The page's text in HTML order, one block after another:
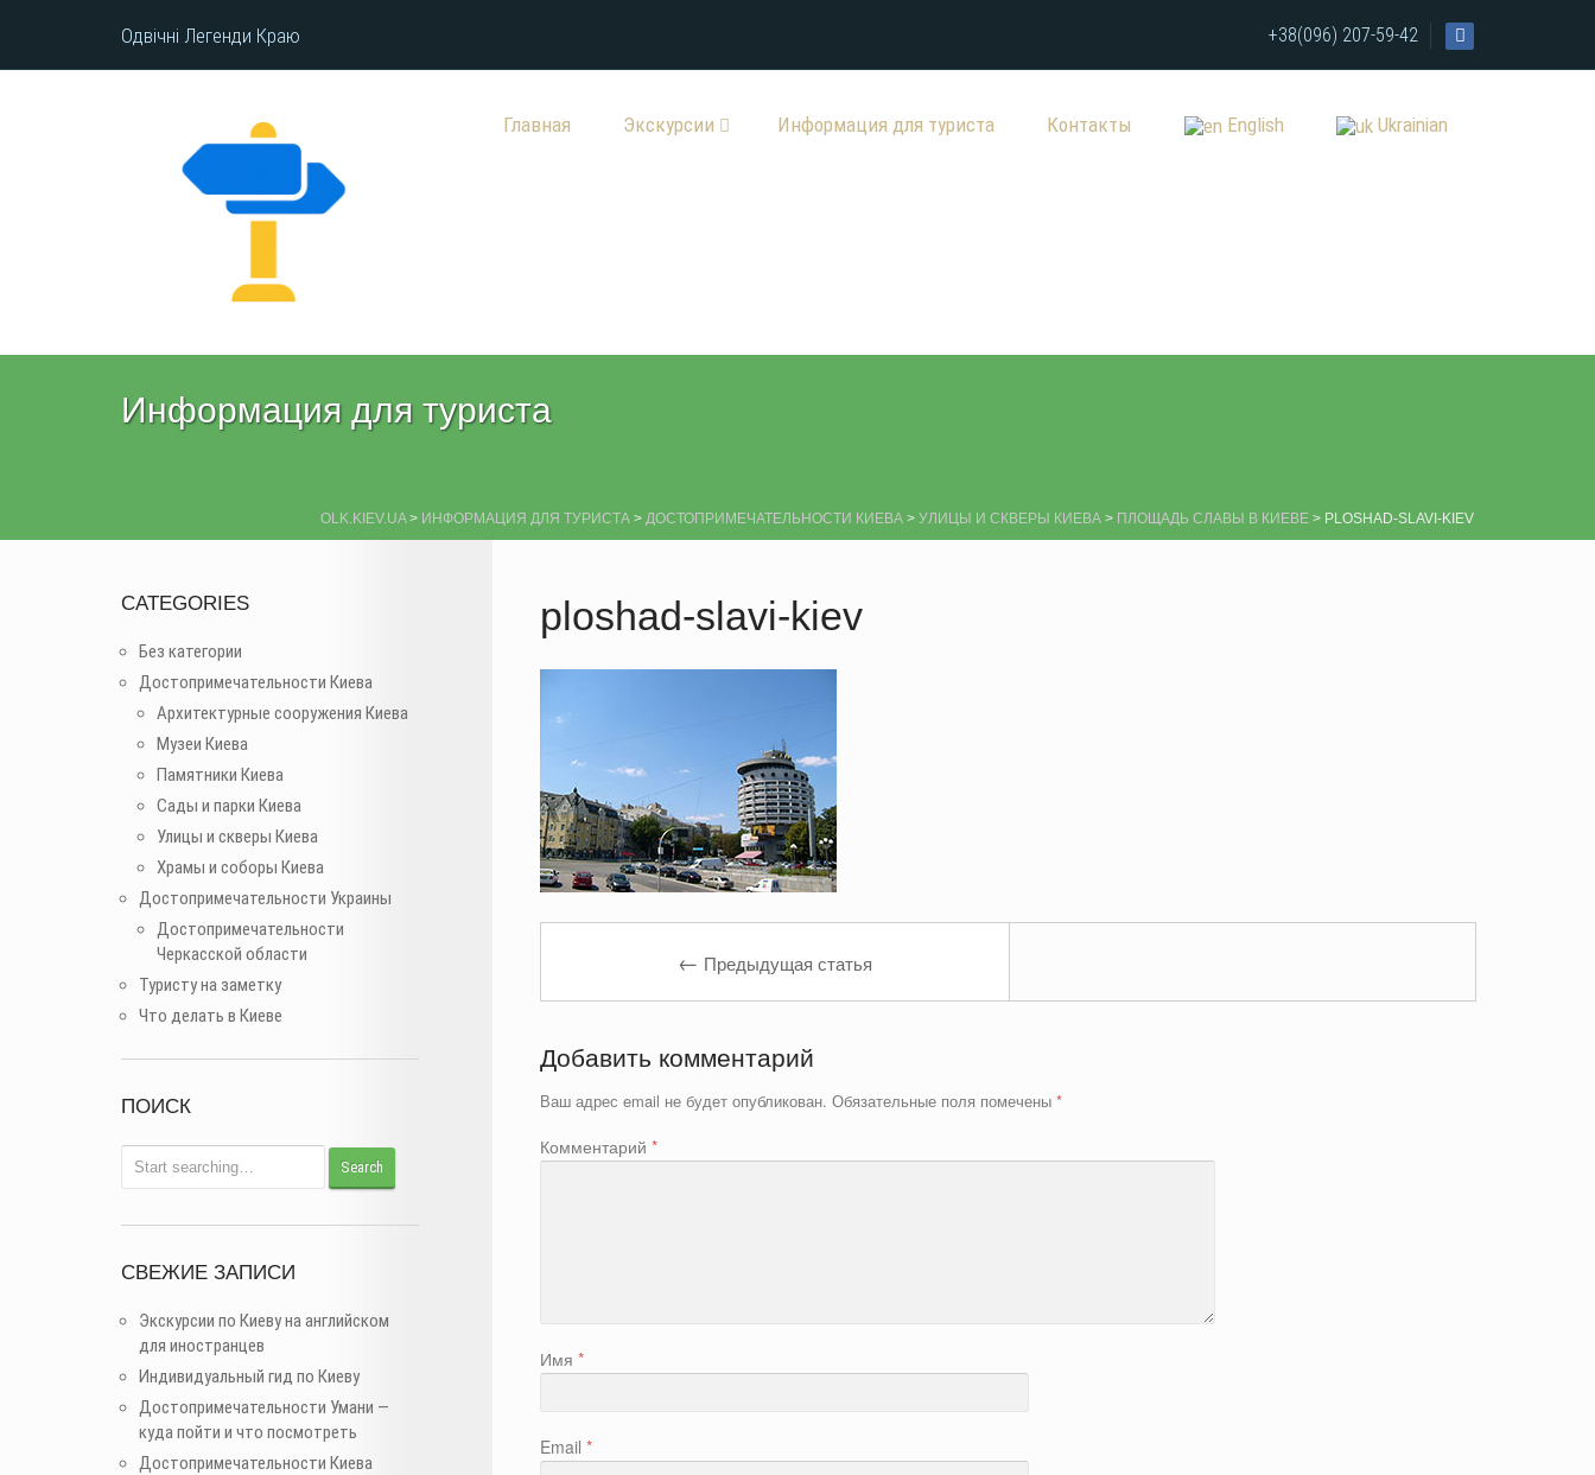
Одвічні Легенди Краю +38(096) 207-59-42
Главная Экскурсии Информация для туриста Контакты English Ukrainian
Информация для туриста
OLK.KIEV.UA> ИНФОРМАЦИЯ ДЛЯ ТУРИСТА > ДОСТОПРИМЕЧАТЕЛЬНОСТИ КИЕВА > УЛИЦЫ И СКВЕРЫ КИЕВА > ПЛОЩАДЬ СЛАВЫ В КИЕВЕ > PLOSHAD-SLAVI-KIEV
ploshad-slavi-kiev
← Предыдущая статья
Добавить комментарий
Ваш адрес email не будет опубликован. Обязательные поля помечены*
Комментарий*
Имя*
Email*
CATEGORIES
Без категории
Достопримечательности Киева
Архитектурные сооружения Киева
Музеи Киева
Памятники Киева
Сады и парки Киева
Улицы и скверы Киева
Храмы и соборы Киева
Достопримечательности Украины
Достопримечательности
Черкасской области
Туристу на заметку
Что делать в Киеве
ПОИСК
СВЕЖИЕ ЗАПИСИ
Экскурсии по Киеву на английском
для иностранцев
Индивидуальный гид по Киеву
Достопримечательности Умани —
куда пойти и что посмотреть
Достопримечательности Киева